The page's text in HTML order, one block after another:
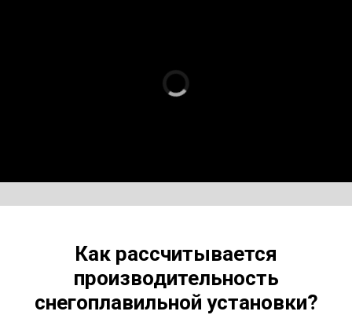
Как рассчитывается
производительность
снегоплавильной установки?